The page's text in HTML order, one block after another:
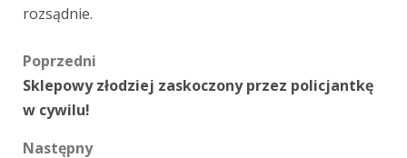
rozsądnie.
Zobacz
wpisy
Poprzedni
Sklepowy złodziej zaskoczony przez policjantkę
w cywilu!
Następny